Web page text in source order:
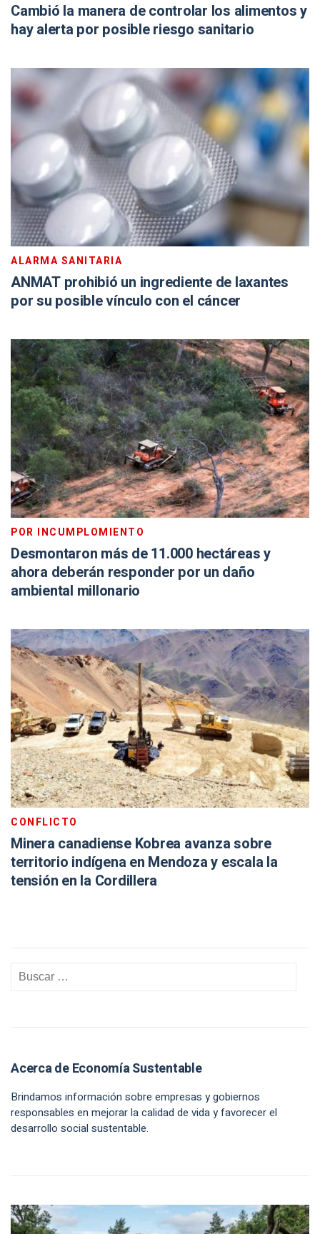
Cambió la manera de controlar los alimentos y
hay alerta por posible riesgo sanitario
ALARMA SANITARIA
ANMAT prohibió un ingrediente de laxantes
por su posible vínculo con el cáncer
POR INCUMPLOMIENTO
Desmontaron más de 11.000 hectáreas y
ahora deberán responder por un daño
ambiental millonario
CONFLICTO
Minera canadiense Kobrea avanza sobre
territorio indígena en Mendoza y escala la
tensión en la Cordillera
Acerca de Economía Sustentable
Brindamos información sobre empresas y gobiernos
responsables en mejorar la calidad de vida y favorecer el
desarrollo social sustentable.